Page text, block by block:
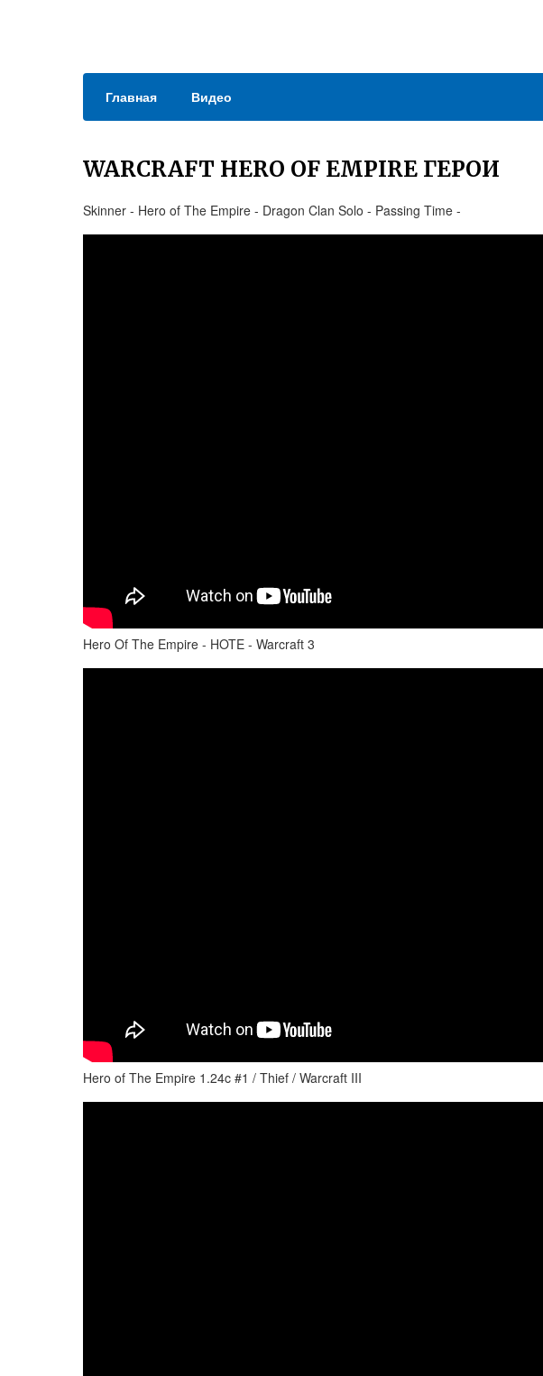
Главная Видео
WARCRAFT HERO OF EMPIRE ГЕРОИ
Skinner - Hero of The Empire - Dragon Clan Solo - Passing Time -
Hero Of The Empire - HOTE - Warcraft 3
Hero of The Empire 1.24c #1 / Thief / Warcraft III